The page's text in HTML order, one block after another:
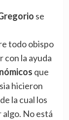
se
todo obispo
con la ayuda
que
hicieron
la cual los
algo. No está